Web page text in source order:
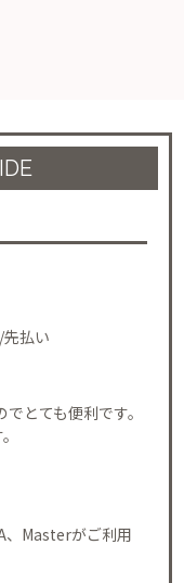
払い
とても便利です。
、Masterがご利用